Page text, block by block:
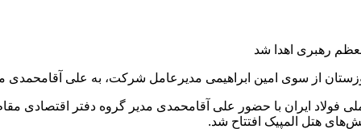
رهبری اهدا شد
خوزستان از سوی امین ابراهیمی مدیرعامل شرکت، به علی
فولاد ایران با حضور علی آقا‌محمدی مدیر گروه دفتر
هتل المپیک افتتاح شد.